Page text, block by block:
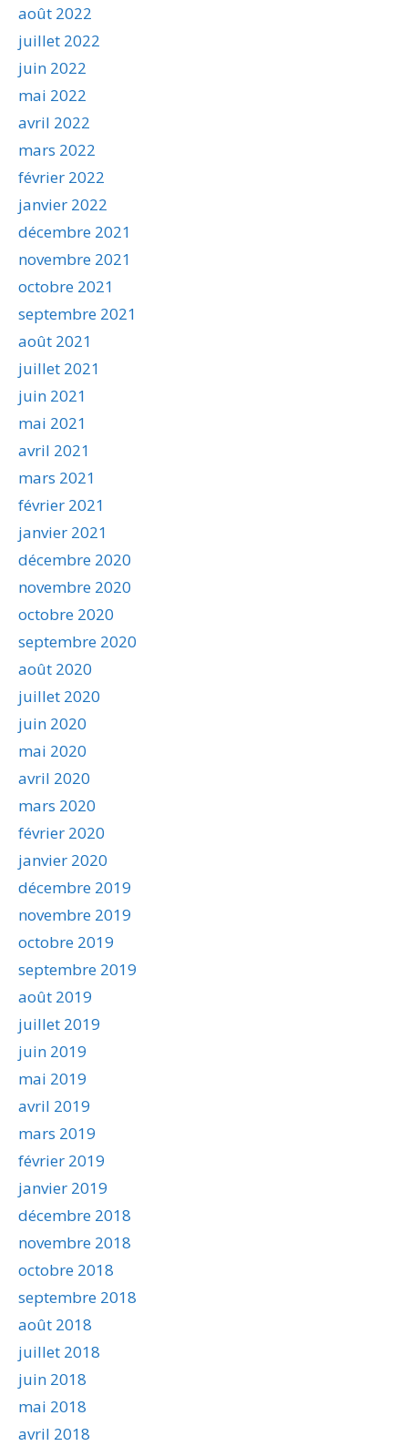
août 2022
juillet 2022
juin 2022
mai 2022
avril 2022
mars 2022
février 2022
janvier 2022
décembre 2021
novembre 2021
octobre 2021
septembre 2021
août 2021
juillet 2021
juin 2021
mai 2021
avril 2021
mars 2021
février 2021
janvier 2021
décembre 2020
novembre 2020
octobre 2020
septembre 2020
août 2020
juillet 2020
juin 2020
mai 2020
avril 2020
mars 2020
février 2020
janvier 2020
décembre 2019
novembre 2019
octobre 2019
septembre 2019
août 2019
juillet 2019
juin 2019
mai 2019
avril 2019
mars 2019
février 2019
janvier 2019
décembre 2018
novembre 2018
octobre 2018
septembre 2018
août 2018
juillet 2018
juin 2018
mai 2018
avril 2018